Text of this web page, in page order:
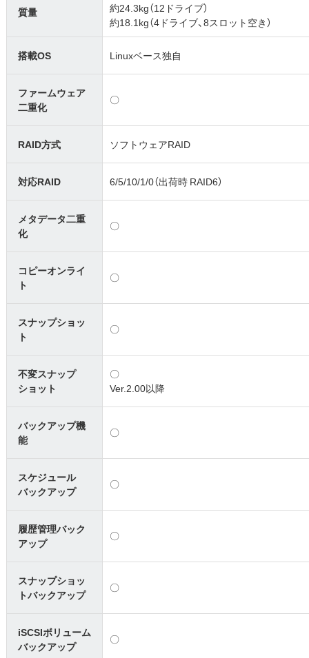
質量
約24.3kg（12ドライブ）
約18.1kg（4ドライブ、8スロット空き）
搭載OS Linuxベース独自
ファームウェア
二重化
〇
RAID方式 ソフトウェアRAID
対応RAID 6/5/10/1/0（出荷時 RAID6）
メタデータ二重
化
〇
コピーオンライ
ト
〇
スナップショッ
ト
〇
不変スナップ
ショット
〇
Ver.2.00以降
バックアップ機
能
〇
スケジュール
バックアップ
〇
履歴管理バック
アップ
〇
スナップショッ
トバックアップ
〇
iSCSIボリューム
バックアップ
〇